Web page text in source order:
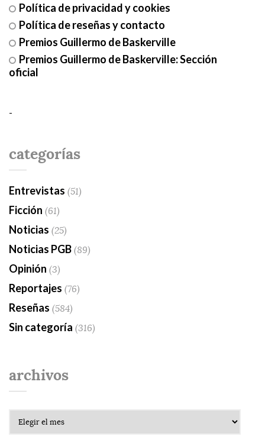
Política de privacidad y cookies
Política de reseñas y contacto
Premios Guillermo de Baskerville
Premios Guillermo de Baskerville: Sección
oficial
-
categorías
Entrevistas (51)
Ficción (61)
Noticias (25)
Noticias PGB(89)
Opinión (3)
Reportajes (76)
Reseñas (584)
Sin categoría (316)
archivos